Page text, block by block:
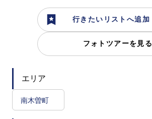
行きたいリストへ追加
フォトツアーを見る
エリア
南木曽町